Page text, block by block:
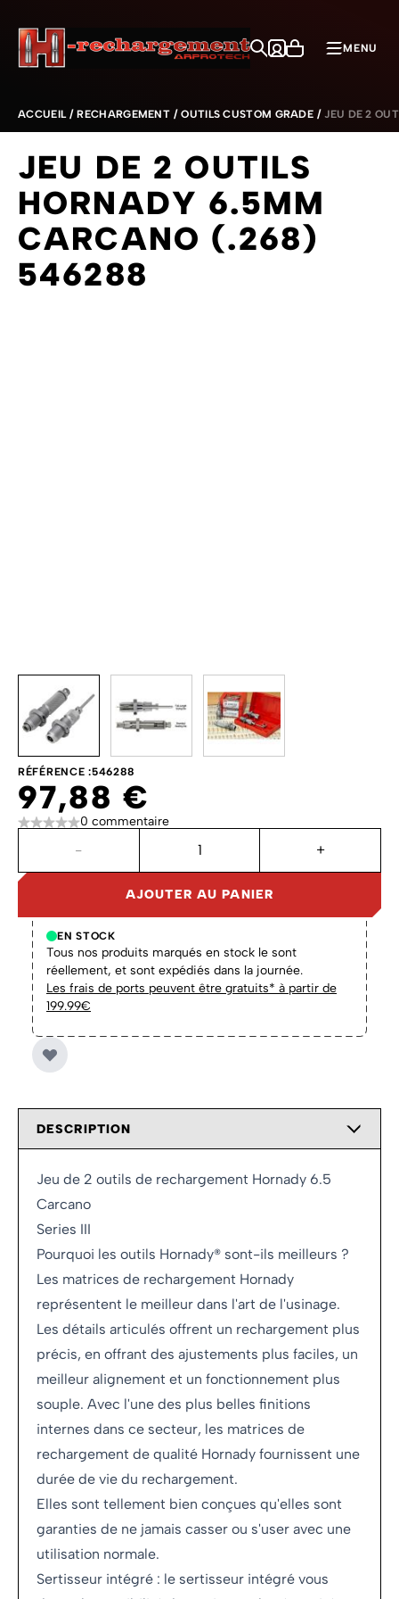
MENU
ACCUEIL / RECHARGEMENT / OUTILS CUSTOM GRADE / JEU DE 2
JEU DE 2 OUTILS
HORNADY 6.5MM
CARCANO (.268)
546288
View larger imageView larger imageView larger image
RÉFÉRENCE :546288
97,88 €
0 commentaire
- +
AJOUTER AU PANIER
EN STOCK
Tous nos produits marqués en stock le sont
réellement, et sont expédiés dans la journée.
Les frais de ports peuvent être gratuits* à partir de
199.99€
DESCRIPTION
Jeu de 2 outils de rechargement Hornady 6.5
Carcano
Series III
Pourquoi les outils Hornady® sont-ils meilleurs ?
Les matrices de rechargement Hornady
représentent le meilleur dans l'art de l'usinage.
Les détails articulés offrent un rechargement plus
précis, en offrant des ajustements plus faciles, un
meilleur alignement et un fonctionnement plus
souple. Avec l'une des plus belles finitions
internes dans ce secteur, les matrices de
rechargement de qualité Hornady fournissent une
durée de vie du rechargement.
Elles sont tellement bien conçues qu'elles sont
garanties de ne jamais casser ou s'user avec une
utilisation normale.
Sertisseur intégré : le sertisseur intégré vous